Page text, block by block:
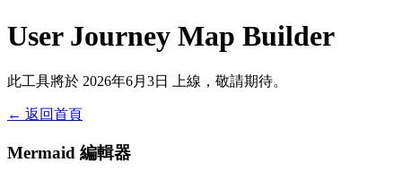
User Journey Map Builder
此工具將於 2026年6月3日 上線，敬請期待。
← 返回首頁
Mermaid 編輯器